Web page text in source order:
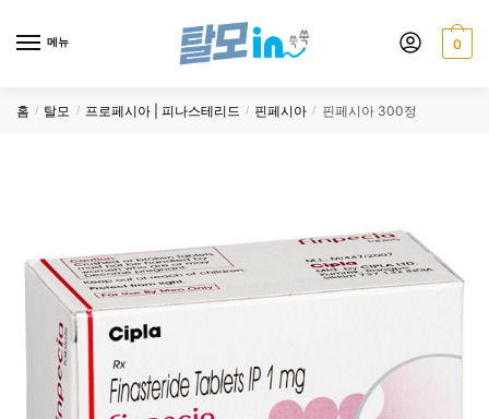
메뉴 0
홈 / 탈모 / 프로페시아 | 피나스테리드 / 핀페시아 / 핀페시아 300정